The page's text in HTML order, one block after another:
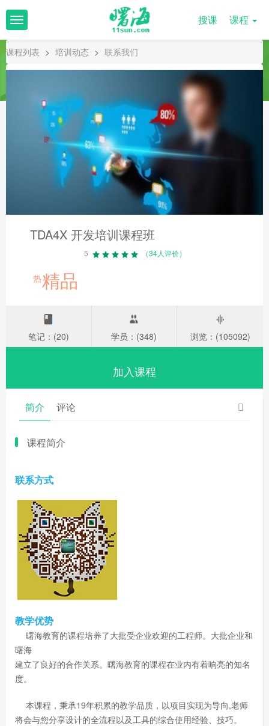
T
o
g
l
搜课 课程
课程列表 > 培训动态 > 联系我们
TDA4X 开发培训课程班
5 （34人评价）
热精品
笔记：(20) 学员：(348) 浏览：(105092)
加入课程
简介 评论
课程简介
联系方式
教学优势
曙海教育的课程培养了大批受企业欢迎的工程师。大批企业和
曙海
建立了良好的合作关系。曙海教育的课程在业内有着响亮的知名
度。
本课程，秉承19年积累的教学品质，以项目实现为导向,老师
将会与您分享设计的全流程以及工具的综合使用经验、技巧。